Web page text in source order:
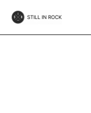
the